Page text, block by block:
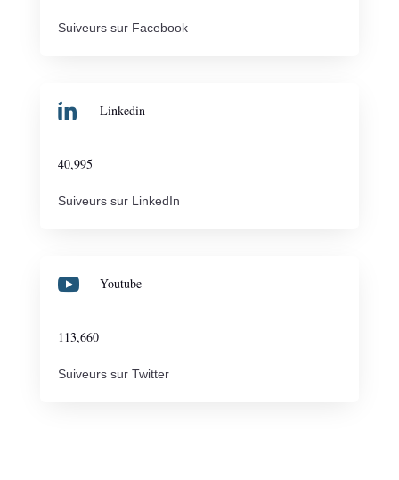
Suiveurs sur Facebook
 Linkedin
40,995
Suiveurs sur LinkedIn
 Youtube
113,660
Suiveurs sur Twitter